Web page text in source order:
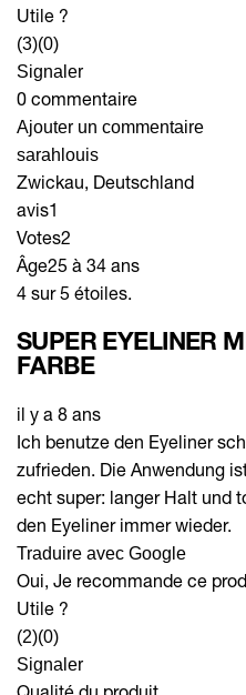
Utile ?
(3)(0)
Signaler
0 commentaire
Ajouter un commentaire
sarahlouis
Zwickau, Deutschland
avis1
Votes2
Âge25 à 34 ans
4 sur 5 étoiles.
SUPER EYELINER
FARBE
il y a 8 ans
Ich benutze den Eyeliner
zufrieden. Die Anwendung
echt super: langer Halt und
den Eyeliner immer wieder.
Traduire avec Google
Oui, Je recommande ce
Utile ?
(2)(0)
Signaler